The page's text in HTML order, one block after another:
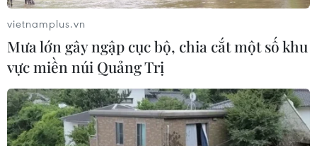
tượng, bổ sung nhiều quyền lợi
16/03/2023 11:21
Điểm nổi bật của dự thảo Luật Bảo hiểm xã hội (sửa
đổi) đang được xây dựng là dự luật này sẽ bổ sung
thêm nhiều quyền quyền, lợi ích cho người lao động so
với luật hiện hành.
vietnamplus.vn
Mưa lớn gây ngập cục bộ, chia cắt một số khu
vực miền núi Quảng Trị